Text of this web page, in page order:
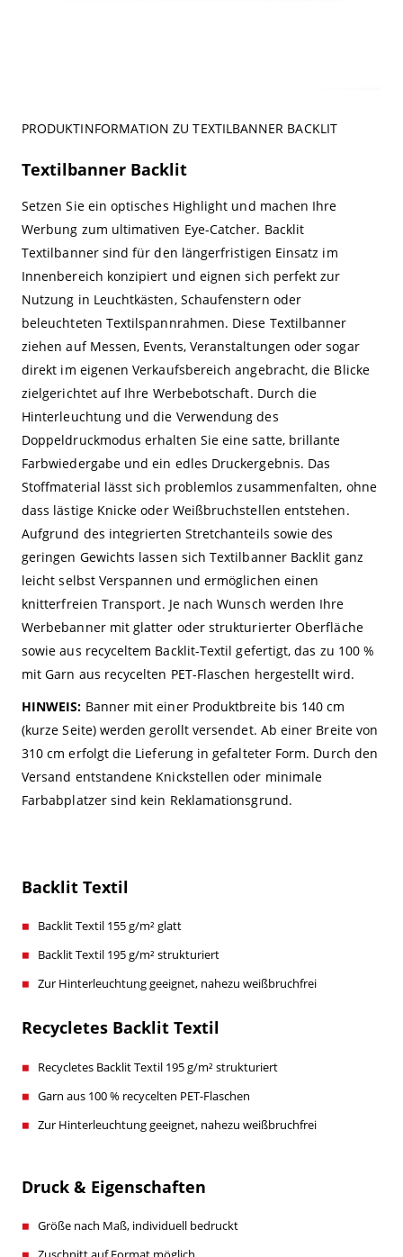
PRODUKTINFORMATION ZU TEXTILBANNER BACKLIT
Textilbanner Backlit
Setzen Sie ein optisches Highlight und machen Ihre
Werbung zum ultimativen Eye-Catcher. Backlit
Textilbanner sind für den längerfristigen Einsatz im
Innenbereich konzipiert und eignen sich perfekt zur
Nutzung in Leuchtkästen, Schaufenstern oder
beleuchteten Textilspannrahmen. Diese Textilbanner
ziehen auf Messen, Events, Veranstaltungen oder sogar
direkt im eigenen Verkaufsbereich angebracht, die Blicke
zielgerichtet auf Ihre Werbebotschaft. Durch die
Hinterleuchtung und die Verwendung des
Doppeldruckmodus erhalten Sie eine satte, brillante
Farbwiedergabe und ein edles Druckergebnis. Das
Stoffmaterial lässt sich problemlos zusammenfalten, ohne
dass lästige Knicke oder Weißbruchstellen entstehen.
Aufgrund des integrierten Stretchanteils sowie des
geringen Gewichts lassen sich Textilbanner Backlit ganz
leicht selbst Verspannen und ermöglichen einen
knitterfreien Transport. Je nach Wunsch werden Ihre
Werbebanner mit glatter oder strukturierter Oberfläche
sowie aus recyceltem Backlit-Textil gefertigt, das zu 100 %
mit Garn aus recycelten PET-Flaschen hergestellt wird.
HINWEIS: Banner mit einer Produktbreite bis 140 cm
(kurze Seite) werden gerollt versendet. Ab einer Breite von
310 cm erfolgt die Lieferung in gefalteter Form. Durch den
Versand entstandene Knickstellen oder minimale
Farbabplatzer sind kein Reklamationsgrund.
Backlit Textil
Backlit Textil 155 g/m² glatt
Backlit Textil 195 g/m² strukturiert
Zur Hinterleuchtung geeignet, nahezu weißbruchfrei
Recycletes Backlit Textil
Recycletes Backlit Textil 195 g/m² strukturiert
Garn aus 100 % recycelten PET-Flaschen
Zur Hinterleuchtung geeignet, nahezu weißbruchfrei
Druck & Eigenschaften
Größe nach Maß, individuell bedruckt